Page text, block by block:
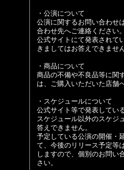
・公演について
公演に関するお問い合わせ
合わせ先へご連絡ください。
公式サイトにて発表されて
きましてはお答えできません
・商品について
商品の不備や不良品等に関
は、ご購入いただいた店舗
・スケジュールについて
公式サイト等で発表してい
スケジュール以外のスケジ
答えできません。
予定している公演の開催・
て、今後のリリース予定等
しますので、個別のお問い
さい。